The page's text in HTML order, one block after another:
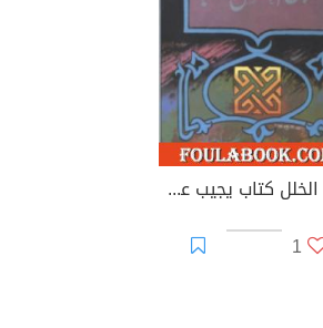
أين الخلل كتاب يجيب عن سؤال عمره 200 عام
1